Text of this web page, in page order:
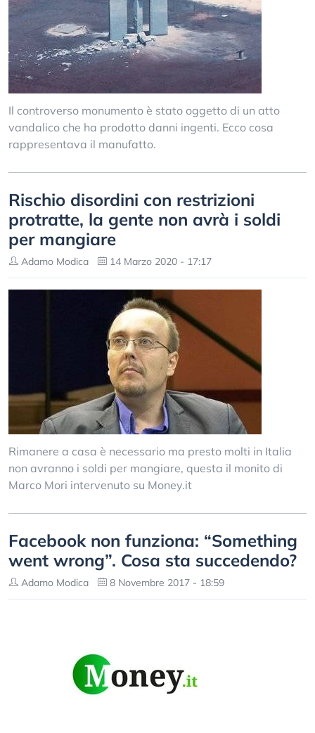
Il controverso monumento è stato oggetto di un atto
vandalico che ha prodotto danni ingenti. Ecco cosa
rappresentava il manufatto.
Rischio disordini con restrizioni
protratte, la gente non avrà i soldi
per mangiare
Adamo Modica 14 Marzo 2020 - 17:17
Rimanere a casa è necessario ma presto molti in Italia
non avranno i soldi per mangiare, questa il monito di
Marco Mori intervenuto su Money.it
Facebook non funziona: “Something
went wrong”. Cosa sta succedendo?
Adamo Modica 8 Novembre 2017 - 18:59